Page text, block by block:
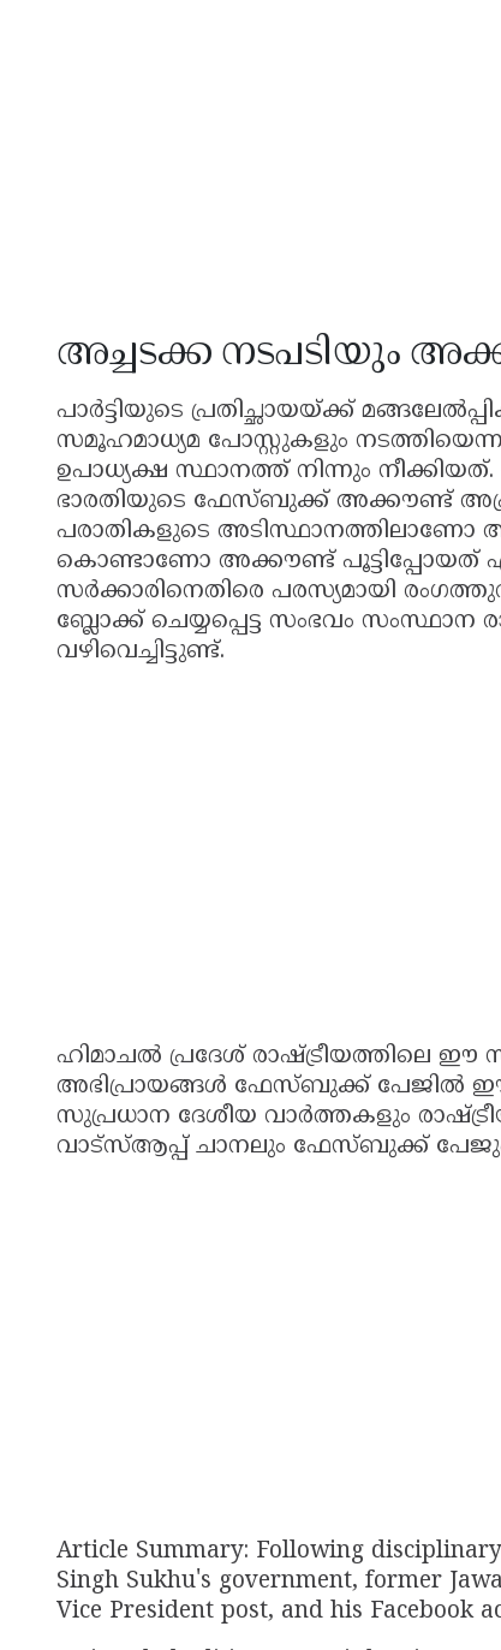
അച്ചടക്ക നടപടിയും
പാർട്ടിയുടെ പ്രതിച്ഛായയ്ക്ക്
സമൂഹമാധ്യമ പോസ്റ്റുകളും
ഉപാധ്യക്ഷ സ്ഥാനത്ത് നിന്നും
ഭാരതിയുടെ ഫേസ്ബുക്ക് അക്കൗണ്ട്
പരാതികളുടെ
കൊണ്ടാണോ അക്കൗണ്ട് പൂട്ടിപ്പോയത്
സർക്കാരിനെതിരെ പരസ്യമായി
ബ്ലോക്ക് ചെയ്യപ്പെട്ട സംഭവം സംസ്ഥാന
വഴിവെച്ചിട്ടുണ്ട്.
ഹിമാചൽ പ്രദേശ് രാഷ്ട്രീയത്തിലെ ഈ
അഭിപ്രായങ്ങൾ ഫേസ്ബുക്ക് പേജില്‍ ഈ
സുപ്രധാന ദേശീയ വാർത്തകളും
വാട്സ്ആപ്പ് ചാനലും ഫേസ്ബുക്ക്
Article Summary: Following
Singh Sukhu's government, former
Vice President post, and his Facebook